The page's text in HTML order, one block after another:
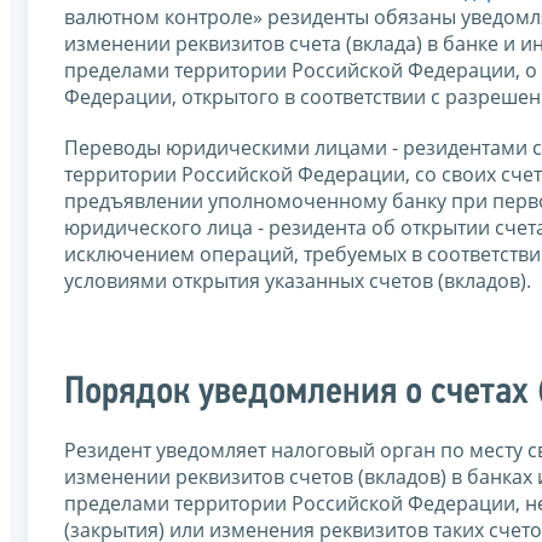
валютном контроле» резиденты обязаны
изменении реквизитов счета (вклада) в банке
пределами территории Российской Федерации,
Федерации, открытого в соответствии с
Переводы юридическими лицами - резидентами
территории Российской Федерации, со своих
предъявлении уполномоченному банку при
юридического лица - резидента об открытии
исключением операций, требуемых в
условиями открытия указанных счетов (вкладов).
Порядок уведомления о
Резидент уведомляет налоговый орган по месту
изменении реквизитов счетов (вкладов) в
пределами территории Российской Федерации,
(закрытия) или изменения реквизитов таких